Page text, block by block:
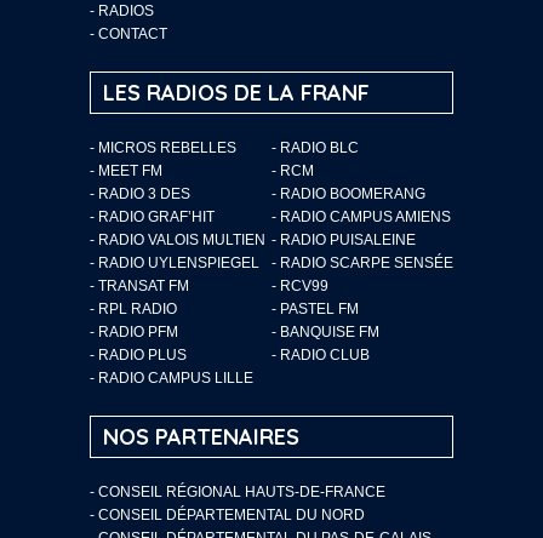
- RADIOS
- CONTACT
LES RADIOS DE LA FRANF
- MICROS REBELLES
- RADIO BLC
- MEET FM
- RCM
- RADIO 3 DES
- RADIO BOOMERANG
- RADIO GRAF’HIT
- RADIO CAMPUS AMIENS
- RADIO VALOIS MULTIEN - RADIO PUISALEINE
- RADIO UYLENSPIEGEL
- RADIO SCARPE SENSÉE
- TRANSAT FM
- RCV99
- RPL RADIO
- PASTEL FM
- RADIO PFM
- BANQUISE FM
- RADIO PLUS
- RADIO CLUB
- RADIO CAMPUS LILLE
NOS PARTENAIRES
- CONSEIL RÉGIONAL HAUTS-DE-FRANCE
- CONSEIL DÉPARTEMENTAL DU NORD